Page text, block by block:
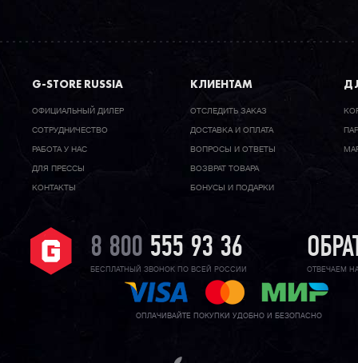
G-STORE RUSSIA
ОФИЦИАЛЬНЫЙ ДИЛЕР
CОТРУДНИЧЕСТВО
РАБОТА У НАС
ДЛЯ ПРЕССЫ
КОНТАКТЫ
КЛИЕНТАМ
ОТСЛЕДИТЬ ЗАКАЗ
ДОСТАВКА И ОПЛАТА
ВОПРОСЫ И ОТВЕТЫ
ВОЗВРАТ ТОВАРА
БОНУСЫ И ПОДАРКИ
8 800 555 93 36
БЕСПЛАТНЫЙ ЗВОНОК ПО ВСЕЙ РОССИИ ОТВЕЧАЕМ
ОПЛАЧИВАЙТЕ ПОКУПКИ УДОБНО И БЕЗОПАСНО